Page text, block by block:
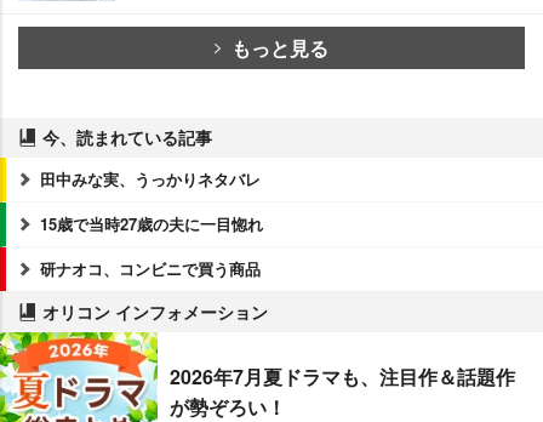
もっと見る
今、読まれている記事
田中みな実、うっかりネタバレ
15歳で当時27歳の夫に一目惚れ
研ナオコ、コンビニで買う商品
オリコン インフォメーション
2026年7月夏ドラマも、注目作＆話題作
が勢ぞろい！